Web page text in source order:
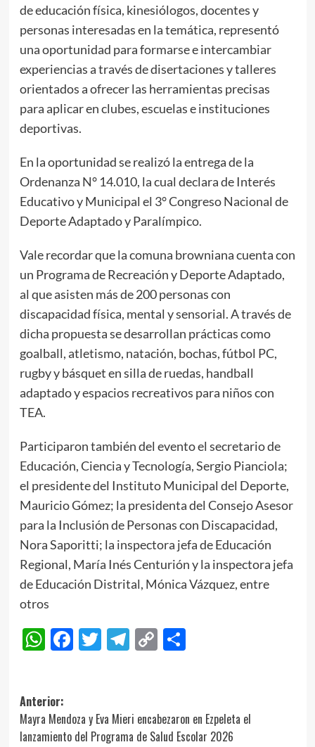
de educación física, kinesiólogos, docentes y
personas interesadas en la temática, representó
una oportunidad para formarse e intercambiar
experiencias a través de disertaciones y talleres
orientados a ofrecer las herramientas precisas
para aplicar en clubes, escuelas e instituciones
deportivas.
En la oportunidad se realizó la entrega de la
Ordenanza N° 14.010, la cual declara de Interés
Educativo y Municipal el 3° Congreso Nacional de
Deporte Adaptado y Paralímpico.
Vale recordar que la comuna browniana cuenta con
un Programa de Recreación y Deporte Adaptado,
al que asisten más de 200 personas con
discapacidad física, mental y sensorial. A través de
dicha propuesta se desarrollan prácticas como
goalball, atletismo, natación, bochas, fútbol PC,
rugby y básquet en silla de ruedas, handball
adaptado y espacios recreativos para niños con
TEA.
Participaron también del evento el secretario de
Educación, Ciencia y Tecnología, Sergio Pianciola;
el presidente del Instituto Municipal del Deporte,
Mauricio Gómez; la presidenta del Consejo Asesor
para la Inclusión de Personas con Discapacidad,
Nora Saporitti; la inspectora jefa de Educación
Regional, María Inés Centurión y la inspectora jefa
de Educación Distrital, Mónica Vázquez, entre
otros
WhatsApp
Facebook
Twitter
Telegram
CopyCompartir
Navegación
de
Anterior:
Mayra Mendoza y Eva Mieri encabezaron en Ezpeleta el
lanzamiento del Programa de Salud Escolar 2026